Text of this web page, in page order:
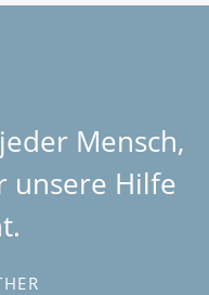
Mensch,
unsere Hilfe